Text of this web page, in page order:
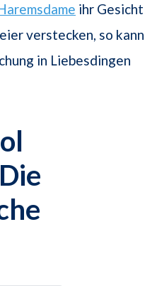
ihr Gesicht
verstecken, so kann
in Liebesdingen